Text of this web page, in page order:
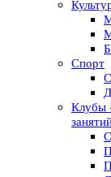
Спорт
Клубы